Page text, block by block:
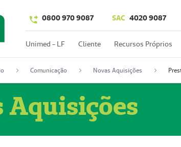
0800 970 9087 SAC 4020 9087
Unimed - LF Cliente Recursos Próprios
Comunicação Novas Aquisições
Aquisições